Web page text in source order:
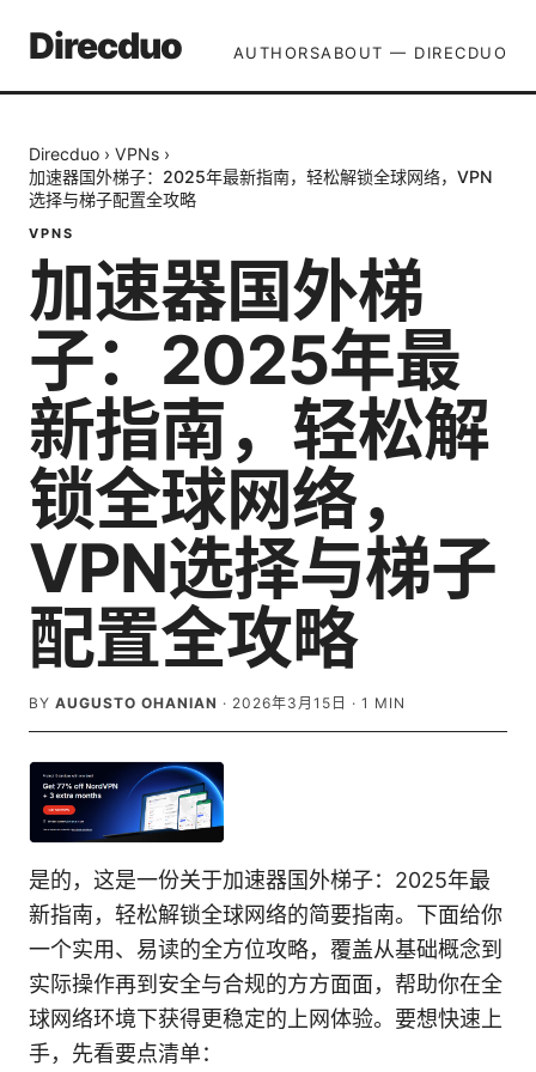
Direcduo AUTHORSABOUT — DIRECDUO
Direcduo › VPNs ›
加速器国外梯子：2025年最新指南，轻松解锁全球网络，VPN
选择与梯子配置全攻略
VPNS
加速器国外梯
子：2025年最
新指南，轻松解
锁全球网络，
VPN选择与梯子
配置全攻略
BY AUGUSTO OHANIAN · 2026年3月15日 · 1 MIN
是的，这是一份关于加速器国外梯子：2025年最
新指南，轻松解锁全球网络的简要指南。下面给你
一个实用、易读的全方位攻略，覆盖从基础概念到
实际操作再到安全与合规的方方面面，帮助你在全
球网络环境下获得更稳定的上网体验。要想快速上
手，先看要点清单：